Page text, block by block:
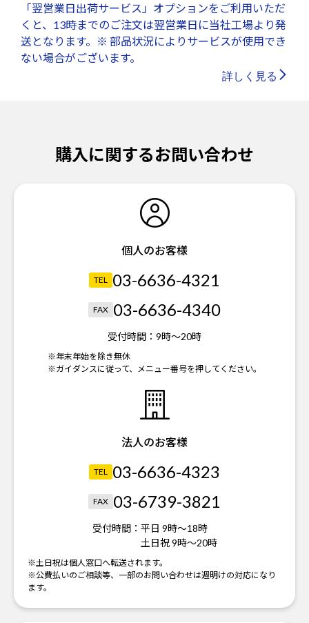
「翌営業日出荷サービス」オプションをご利用いただ
くと、13時までのご注文は翌営業日に当社工場より発
送となります。※ 部品状況によりサービスが使用でき
ない場合がございます。
詳しく見る
購入に関するお問い合わせ
個人のお客様
TEL 03-6636-4321
FAX 03-6636-4340
受付時間： 9時～20時
※年末年始を除き無休
※ガイダンスに従って、メニュー番号を押してください。
法人のお客様
TEL 03-6636-4323
FAX 03-6739-3821
受付時間： 平日 9時～18時
土日祝 9時～20時
※土日祝は個人窓口へ転送されます。
※公費払いのご相談等、一部のお問い合わせは週明けの対応になり
ます。